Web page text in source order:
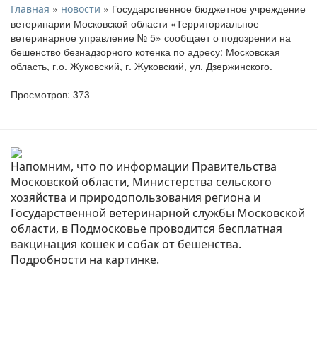
Главная » новости » Государственное бюджетное учреждение
ветеринарии Московской области «Территориальное
ветеринарное управление № 5» сообщает о подозрении на
бешенство безнадзорного котенка по адресу: Московская
область, г.о. Жуковский, г. Жуковский, ул. Дзержинского.
Просмотров: 373
Напомним, что по информации Правительства
Московской области, Министерства сельского
хозяйства и природопользования региона и
Государственной ветеринарной службы Московской
области, в Подмосковье проводится бесплатная
вакцинация кошек и собак от бешенства.
Подробности на картинке.